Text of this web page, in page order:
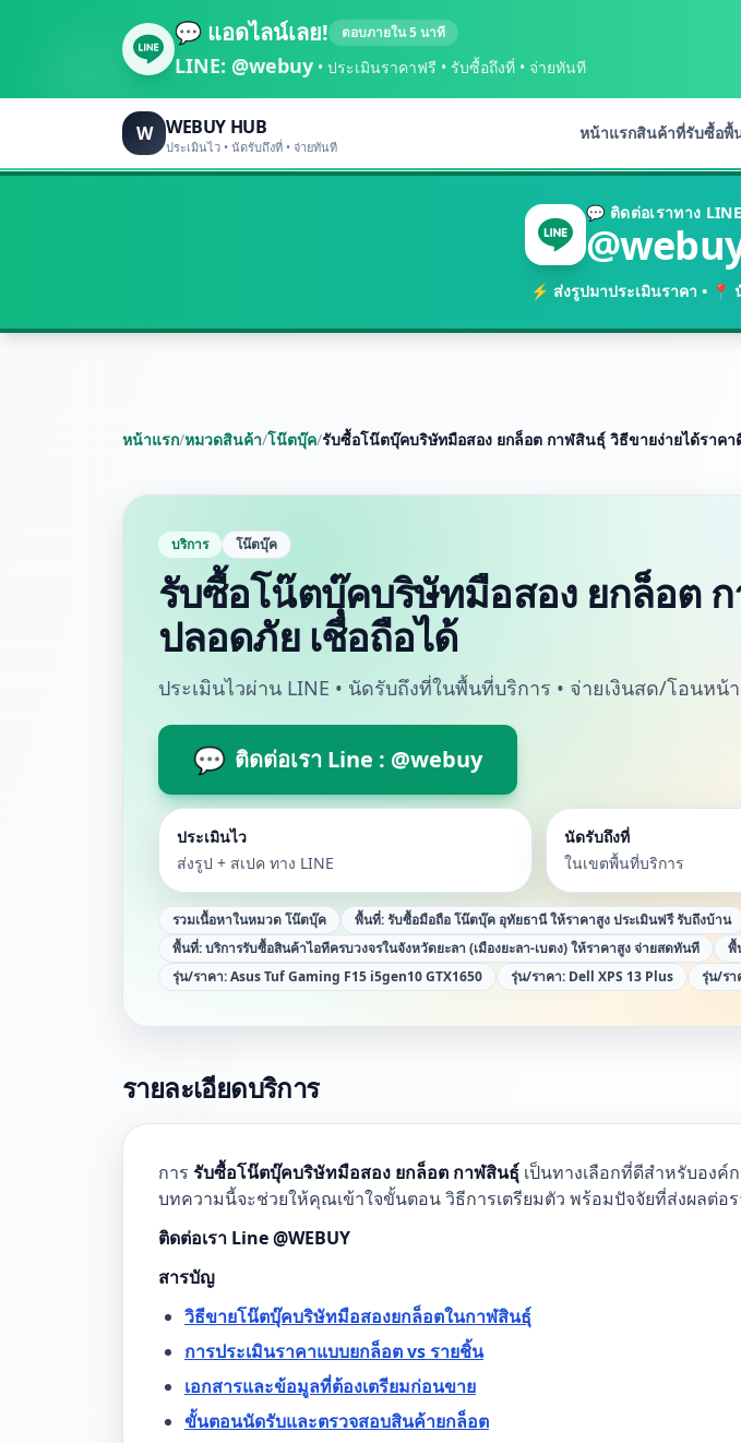
💬 แอดไลน์เลย! ตอบภายใน 5 นาที
LINE: @webuy • ประเมินราคาฟรี • รับซื้อถึงที่ • จ่ายทันที
W WEBUY HUB
ประเมินไว • นัดรับถึงที่ • จ่ายทันที
หน้าแรกสินค้าที่รับซื้อพื้
💬 ติดต่อเราทาง LINE
⚡ ส่งรูปมาประเมินราคา • 📍
หน้าแรก/หมวดสินค้า/โน๊ตบุ๊ค/รับซื้อโน๊ตบุ๊คบริษัทมือสอง ยกล็อต กาฬสินธุ์ วิธีขายง่ายได้ราคา
บริการ โน๊ตบุ๊ค
รับซื้อโน๊ตบุ๊คบริษัทมือสอง ยกล็อต
ปลอดภัย เชื่อถือได้
ประเมินไวผ่าน LINE • นัดรับถึงที่ในพื้นที่บริการ • จ่ายเงินสด/โอนหน้
💬 ติดต่อเรา Line : @webuy
ประเมินไว
ส่งรูป + สเปค ทาง LINE
นัดรับถึงที่
ในเขตพื้นที่บริการ
รวมเนื้อหาในหมวดโน๊ตบุ๊ค พื้นที่:รับซื้อมือถือ โน๊ตบุ๊ค อุทัยธานี ให้ราคาสูง ประเมินฟรี รับถึงบ้าน
พื้นที่:บริการรับซื้อสินค้าไอทีครบวงจรในจังหวัดยะลา (เมืองยะลา-เบตง) ให้ราคาสูง จ่ายสดทันที พื้
รุ่น/ราคา:Asus Tuf Gaming F15 i5gen10 GTX1650 รุ่น/ราคา: Dell XPS 13 Plus รุ่น/รา
รายละเอียดบริการ
การ รับซื้อโน๊ตบุ๊คบริษัทมือสอง ยกล็อต กาฬสินธุ์ เป็นทางเลือกที่ดีสำหรับอง
บทความนี้จะช่วยให้คุณเข้าใจขั้นตอน วิธีการเตรียมตัว พร้อมปัจจัยที่ส่งผลต่
ติดต่อเรา Line @WEBUY
สารบัญ
วิธีขายโน๊ตบุ๊คบริษัทมือสองยกล็อตในกาฬสินธุ์
การประเมินราคาแบบยกล็อต vs รายชิ้น
เอกสารและข้อมูลที่ต้องเตรียมก่อนขาย
ขั้นตอนนัดรับและตรวจสอบสินค้ายกล็อต